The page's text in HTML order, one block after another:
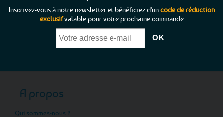
Inscrivez-vous à notre newsletter et bénéficiez d'uncode de réduction
exclusifvalable pour votre prochaine commande
A propos
Qui sommes-nous ?